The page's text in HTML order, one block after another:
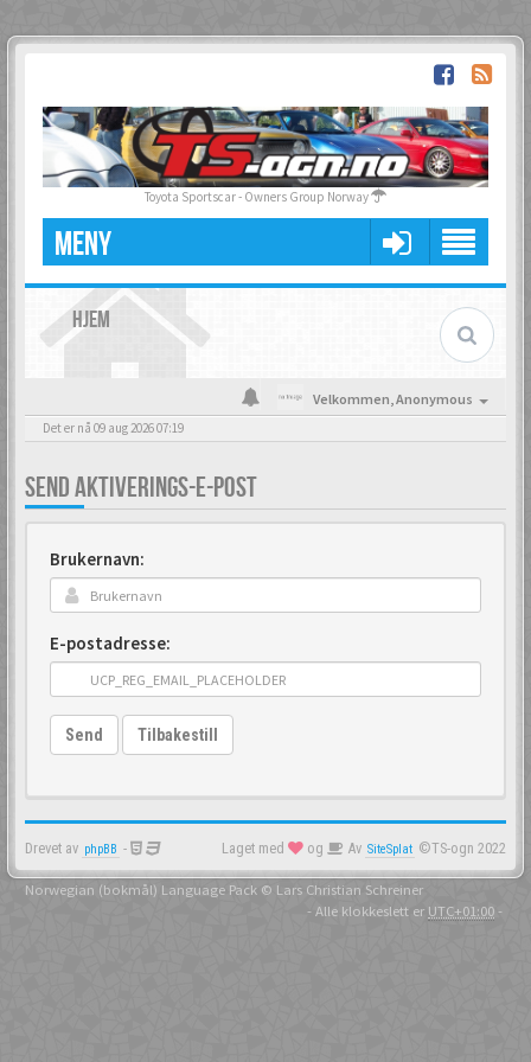
Toyota Sportscar - Owners Group Norway
MENY
HJEM
Velkommen,Anonymous
Det er nå 09 aug 2026 07:19
SEND AKTIVERINGS-E-POST
Brukernavn:
E-postadresse:
Send Tilbakestill
Drevet av phpBB - Laget med og Av SiteSplat ©TS-ogn 2022
Norwegian (bokmål) Language Pack © Lars Christian Schreiner
- Alle klokkeslett er UTC+01:00 -